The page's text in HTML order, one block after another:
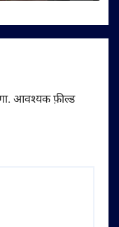
आवश्यक फ़ील्ड